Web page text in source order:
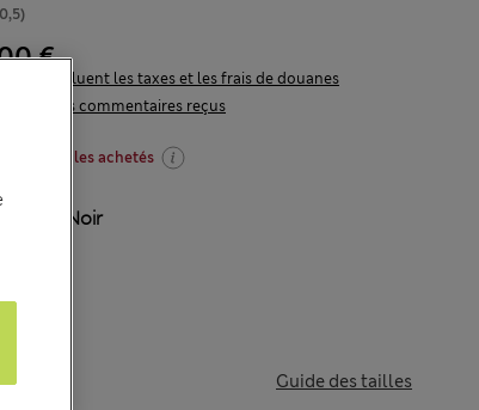
16 les commentaires reçus
€
les prix incluent les taxes et les frais de douanes
dès 2 articles achetés
Noir
Guide des tailles